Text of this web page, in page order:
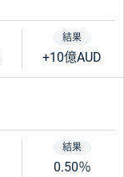
+10億AUD
0.50％